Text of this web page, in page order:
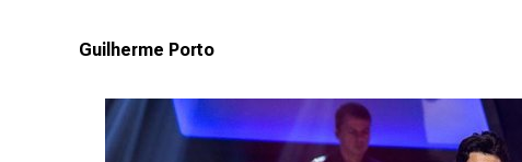
Guilherme Porto